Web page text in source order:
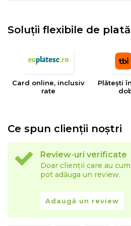
Se recomanda curatarea
calcat.
asamblare.
Soluții flexibile de plată
Card online, inclusiv
rate
Plătești
Ce spun clienții noștri
Review-uri verificate
Doar clienții care au
pot adăuga un review.
Adaugă un review